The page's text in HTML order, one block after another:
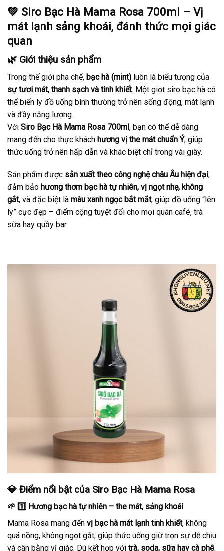
💚 Siro Bạc Hà Mama Rosa 700ml – Vị
mát lạnh sảng khoái, đánh thức mọi giác
quan
🌿 Giới thiệu sản phẩm
Trong thế giới pha chế, bạc hà (mint) luôn là biểu tượng của
sự tươi mát, thanh sạch và tinh khiết. Một giọt siro bạc hà có
thể biến ly đồ uống bình thường trở nên sống động, mát lạnh
và đầy năng lượng.
Với Siro Bạc Hà Mama Rosa 700ml, bạn có thể dễ dàng
mang đến cho thực khách hương vị the mát chuẩn Ý, giúp
thức uống trở nên hấp dẫn và khác biệt chỉ trong vài giây.
Sản phẩm được sản xuất theo công nghệ châu Âu hiện đại,
đảm bảo hương thơm bạc hà tự nhiên, vị ngọt nhẹ, không
gắt, và đặc biệt là màu xanh ngọc bắt mắt, giúp đồ uống “lên
ly” cực đẹp – điểm cộng tuyệt đối cho mọi quán café, trà
sữa hay quầy bar.
💎 Điểm nổi bật của Siro Bạc Hà Mama Rosa
🌱 1️⃣ Hương bạc hà tự nhiên – the mát, sảng khoái
Mama Rosa mang đến vị bạc hà mát lạnh tinh khiết, không
quá nồng, không ngọt gắt, giúp thức uống giữ trọn sự dễ chịu
và cân bằng vị giác. Dù kết hợp với trà, soda, sữa hay cà phê,